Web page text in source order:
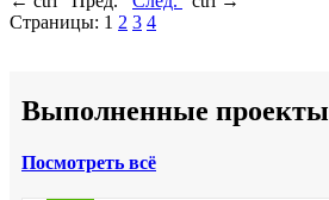
Страницы: 1 2 3 4
Выполненные проекты
Посмотреть всё